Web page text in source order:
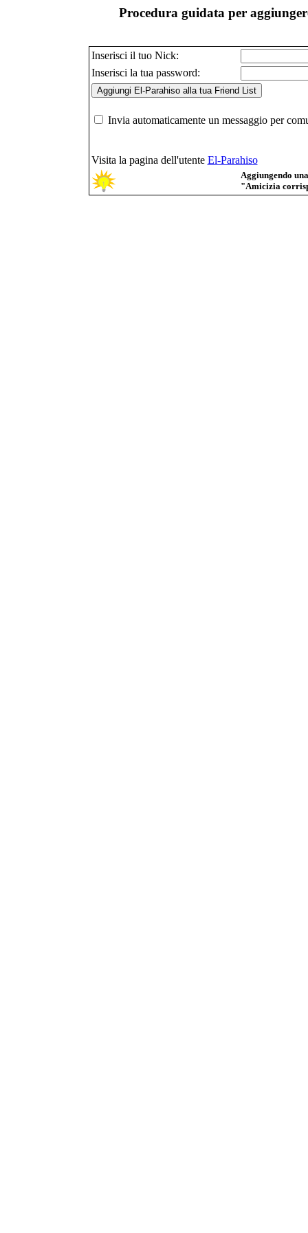
Procedura guidata per
Inserisci il tuo Nick:
Inserisci la tua password:
Invia automaticamente un messaggio per
Visita la pagina dell'utente El-Parahiso
Aggiungendo
"Amicizia